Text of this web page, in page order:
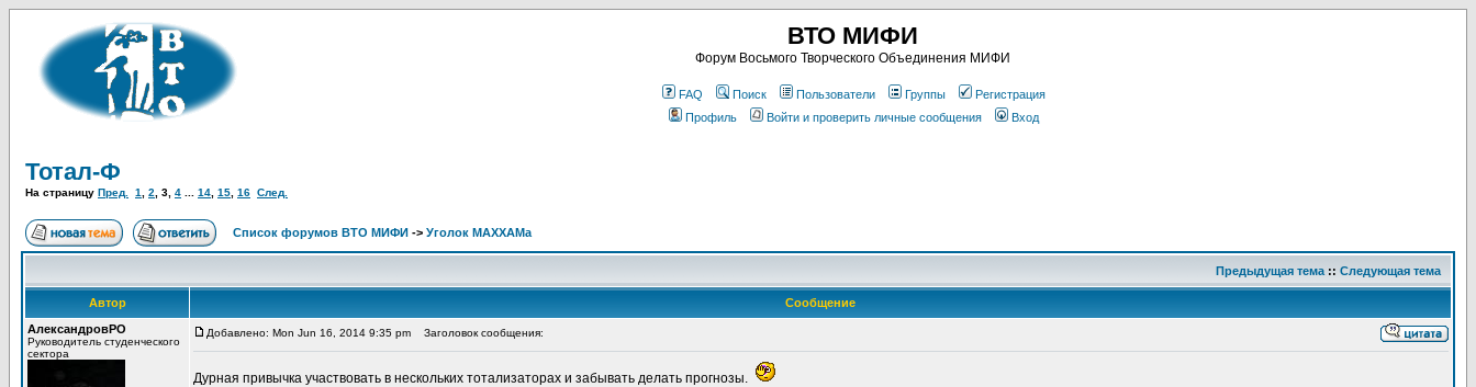
ВТО МИФИ
Форум Восьмого Творческого Объединения МИФИ
FAQ Поиск Пользователи Группы
Регистрация
Профиль
Войти и проверить личные сообщения Вход
Тотал-Ф
На страницу Пред. 1 2 3 4 14 15 16 След.
Список форумов ВТО МИФИ -> Уголок МАХХАМa
Предыдущая тема :: Следующая тема
Автор
Сообщение
АлександровРО
Руководитель студенческого
сектора
Добавлено: Mon Jun 16, 2014 9:35 pm Заголовок сообщения:
Дурная привычка участвовать в нескольких тотализаторах и забывать делать прогнозы.